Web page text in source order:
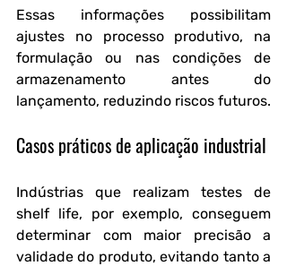
Essas informações possibilitam
ajustes no processo produtivo, na
formulação ou nas condições de
armazenamento antes do
lançamento, reduzindo riscos futuros.
Casos práticos de aplicação industrial
Indústrias que realizam testes de
shelf life, por exemplo, conseguem
determinar com maior precisão a
validade do produto, evitando tanto a